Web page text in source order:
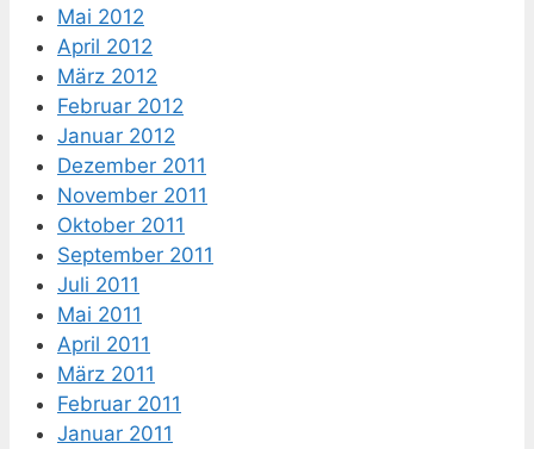
Mai 2012
April 2012
März 2012
Februar 2012
Januar 2012
Dezember 2011
November 2011
Oktober 2011
September 2011
Juli 2011
Mai 2011
April 2011
März 2011
Februar 2011
Januar 2011